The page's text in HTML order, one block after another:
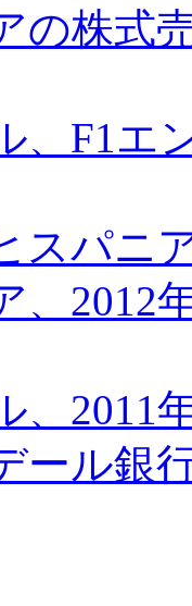
の株式
、F1エ
スパニ
、2012
、2011
ール銀